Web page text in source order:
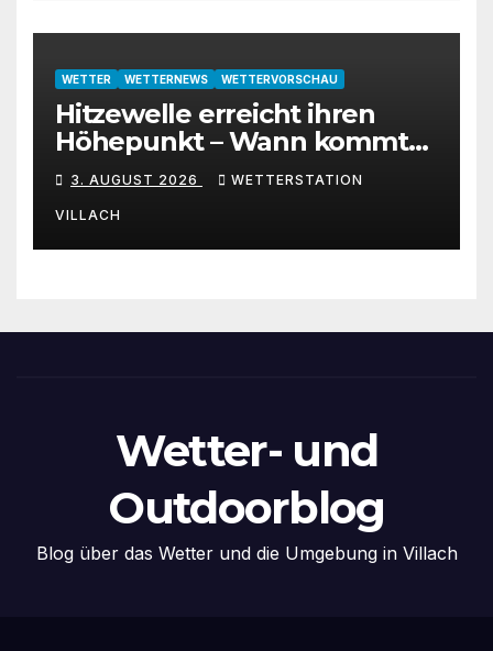
WETTER WETTERNEWS WETTERVORSCHAU
Hitzewelle erreicht ihren
Höhepunkt – Wann kommt
die Abkühlung?
3. AUGUST 2026 WETTERSTATION
VILLACH
Wetter- und
Outdoorblog
Blog über das Wetter und die Umgebung in Villach